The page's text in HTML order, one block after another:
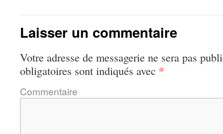
Laisser un commentaire
Votre adresse de messagerie ne sera pas
obligatoires sont indiqués avec *
Commentaire